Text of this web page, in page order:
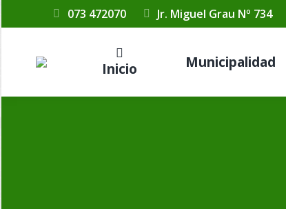
073 472070 Jr. Miguel Grau Nº 734
Inicio Municipalidad